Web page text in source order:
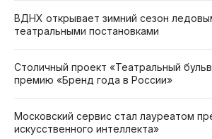
ВДНХ открывает зимний сезон
театральными постановками
Столичный проект «Театральный
премию «Бренд года в России»
Московский сервис стал лауреатом
искусственного интеллекта»